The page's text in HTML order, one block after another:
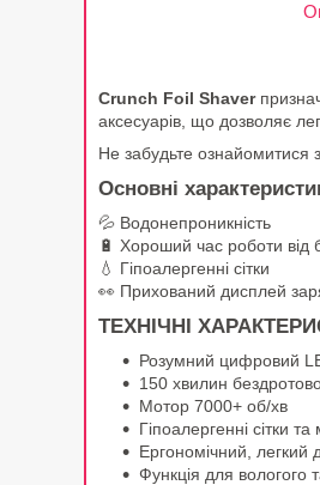
Crunch Foil Shaver
аксесуарів, що дозволяє
Не забудьте ознайомитися
Основні
💦 Водонепроникність
🔋 Хороший час роботи від
💧 Гіпоалергенні сітки
👀 Прихований дисплей
ТЕХНІЧНІ
Розумний цифровий
150 хвилин
Мотор 7000+ об/хв
Гіпоалергенні сітки
Ергономічний, легкий
Функція для вологого